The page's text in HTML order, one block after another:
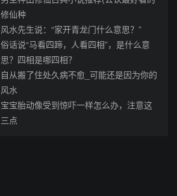
修仙种
风水先生说：“家开青龙门什么意思？”
俗话说“马看四蹄，人看四相”，是什么意
思？四相是哪四相？
自从搬了住处久病不愈_可能还是因为你的
风水
宝宝胎动像受到惊吓一样怎么办，注意这
三点